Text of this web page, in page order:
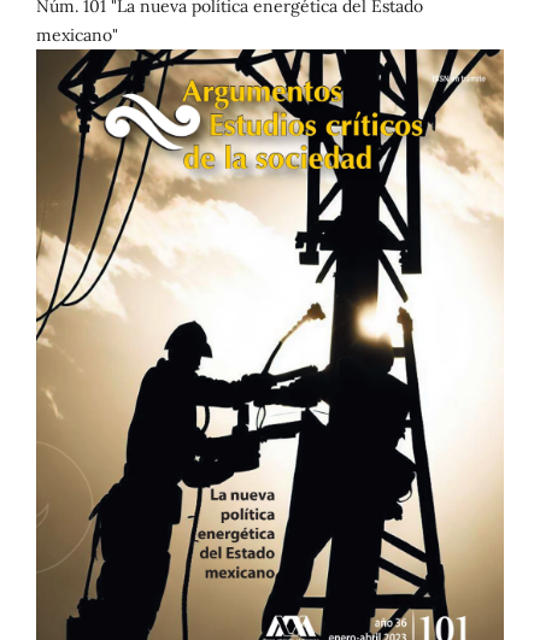
Núm. 101 "La nueva política energética del Estado
mexicano"